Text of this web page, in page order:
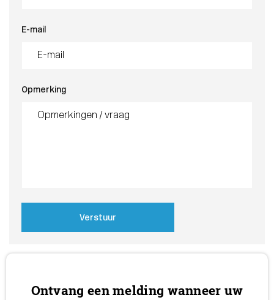
E-mail
Opmerking
Verstuur
Ontvang een melding wanneer uw